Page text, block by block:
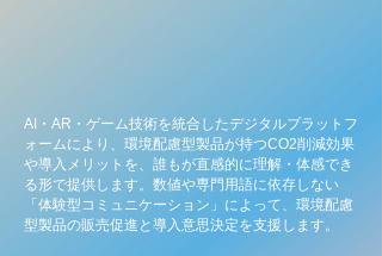
AI・AR・ゲーム技術を統合したデジタルプラットフ
ォームにより、環境配慮型製品が持つCO2削減効果
や導入メリットを、誰もが直感的に理解・体感でき
る形で提供します。数値や専門用語に依存しない
「体験型コミュニケーション」によって、環境配慮
型製品の販売促進と導入意思決定を支援します。